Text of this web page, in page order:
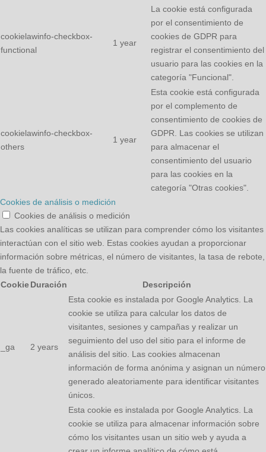
cookielawinfo-checkbox-
functional
1 year
La cookie está configurada
por el consentimiento de
cookies de GDPR para
registrar el consentimiento del
usuario para las cookies en la
categoría "Funcional".
cookielawinfo-checkbox-
others
1 year
Esta cookie está configurada
por el complemento de
consentimiento de cookies de
GDPR. Las cookies se utilizan
para almacenar el
consentimiento del usuario
para las cookies en la
categoría "Otras cookies".
Cookies de análisis o medición
Cookies de análisis o medición
Las cookies analíticas se utilizan para comprender cómo los visitantes
interactúan con el sitio web. Estas cookies ayudan a proporcionar
información sobre métricas, el número de visitantes, la tasa de rebote,
la fuente de tráfico, etc.
CookieDuración Descripción
_ga 2 years
Esta cookie es instalada por Google Analytics. La
cookie se utiliza para calcular los datos de
visitantes, sesiones y campañas y realizar un
seguimiento del uso del sitio para el informe de
análisis del sitio. Las cookies almacenan
información de forma anónima y asignan un número
generado aleatoriamente para identificar visitantes
únicos.
Esta cookie es instalada por Google Analytics. La
cookie se utiliza para almacenar información sobre
cómo los visitantes usan un sitio web y ayuda a